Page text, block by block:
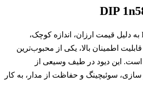
دیود شاتکی DIP 1n5822 به دلیل قیمت ارزان، اندازه کوچک،
اطمینان بالا، یکی از محبوب‌ترین
است. این دیود در طیف وسیعی از
سازی، سوئیچینگ و حفاظت از مدار، به کار